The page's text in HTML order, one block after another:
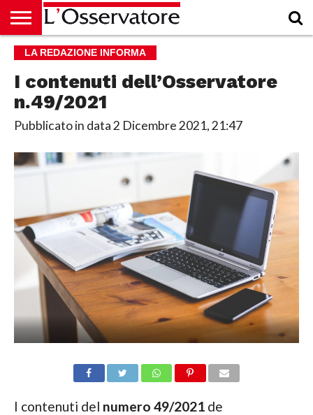
HOME
CULTURA
ECONOMIA
RUBRICHE
ARCHIVIO
PODCAST
ABBONAMENTO
CHI
ACCEDI
LA REDAZIONE INFORMA
I contenuti dell’Osservatore
n.49/2021
Pubblicato in data2 Dicembre 2021, 21:47
I contenuti del numero 49/2021 de